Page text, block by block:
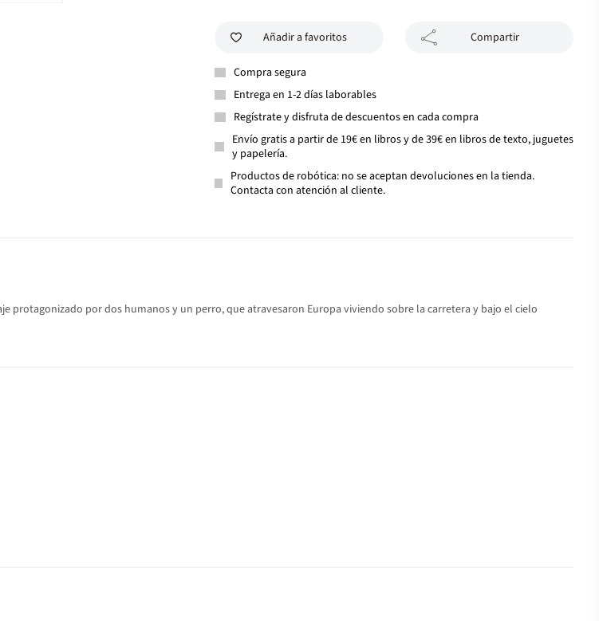
Añadir a favoritos Compartir
Compra segura
Entrega en 1-2 días laborables
Regístrate y disfruta de descuentos en cada compra
Envío gratis a partir de 19€ en libros y de 39€ en libros de texto, juguetes
y papelería.
Productos de robótica: no se aceptan devoluciones en la tienda.
Contacta con atención al cliente.
protagonizado por dos humanos y un perro, que atravesaron Europa viviendo sobre la carretera y bajo el cielo